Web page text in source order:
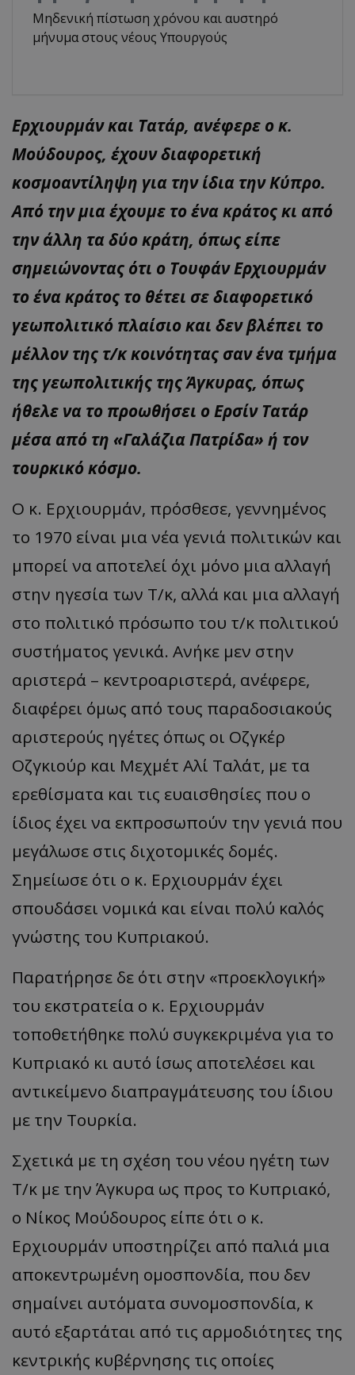
Μηδενική πίστωση χρόνου και αυστηρό
μήνυμα στους νέους Υπουργούς
Ερχιουρμάν και Τατάρ, ανέφερε ο κ.
Μούδουρος, έχουν διαφορετική
κοσμοαντίληψη για την ίδια την Κύπρο.
Από την μια έχουμε το ένα κράτος κι από
την άλλη τα δύο κράτη, όπως είπε
σημειώνοντας ότι ο Τουφάν Ερχιουρμάν
το ένα κράτος το θέτει σε διαφορετικό
γεωπολιτικό πλαίσιο και δεν βλέπει το
μέλλον της τ/κ κοινότητας σαν ένα τμήμα
της γεωπολιτικής της Άγκυρας, όπως
ήθελε να το προωθήσει ο Ερσίν Τατάρ
μέσα από τη «Γαλάζια Πατρίδα» ή τον
τουρκικό κόσμο.
Ο κ. Ερχιουρμάν, πρόσθεσε, γεννημένος
το 1970 είναι μια νέα γενιά πολιτικών και
μπορεί να αποτελεί όχι μόνο μια αλλαγή
στην ηγεσία των Τ/κ, αλλά και μια αλλαγή
στο πολιτικό πρόσωπο του τ/κ πολιτικού
συστήματος γενικά. Ανήκε μεν στην
αριστερά – κεντροαριστερά, ανέφερε,
διαφέρει όμως από τους παραδοσιακούς
αριστερούς ηγέτες όπως οι Οζγκέρ
Οζγκιούρ και Μεχμέτ Αλί Ταλάτ, με τα
ερεθίσματα και τις ευαισθησίες που ο
ίδιος έχει να εκπροσωπούν την γενιά που
μεγάλωσε στις διχοτομικές δομές.
Σημείωσε ότι ο κ. Ερχιουρμάν έχει
σπουδάσει νομικά και είναι πολύ καλός
γνώστης του Κυπριακού.
Παρατήρησε δε ότι στην «προεκλογική»
του εκστρατεία ο κ. Ερχιουρμάν
τοποθετήθηκε πολύ συγκεκριμένα για το
Κυπριακό κι αυτό ίσως αποτελέσει και
αντικείμενο διαπραγμάτευσης του ίδιου
με την Τουρκία.
Σχετικά με τη σχέση του νέου ηγέτη των
Τ/κ με την Άγκυρα ως προς το Κυπριακό,
ο Νίκος Μούδουρος είπε ότι ο κ.
Ερχιουρμάν υποστηρίζει από παλιά μια
αποκεντρωμένη ομοσπονδία, που δεν
σημαίνει αυτόματα συνομοσπονδία, κ
αυτό εξαρτάται από τις αρμοδιότητες της
κεντρικής κυβέρνησης τις οποίες